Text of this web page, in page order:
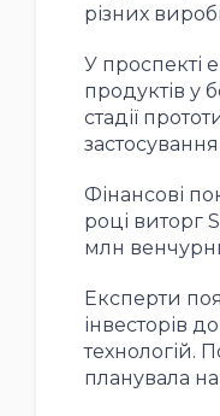
різних
У проспекті
продуктів у
стадії
Фінансові
році виторг
млн
Експерти
інвесторів
технологій.
планувала